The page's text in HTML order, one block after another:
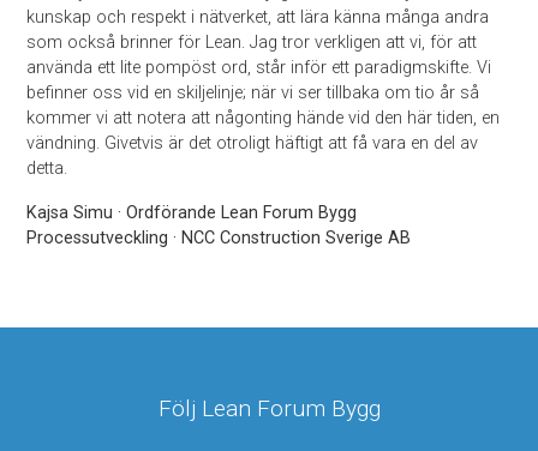
kunskap och respekt i nätverket, att lära känna många andra
som också brinner för Lean. Jag tror verkligen att vi, för att
använda ett lite pompöst ord, står inför ett paradigmskifte. Vi
befinner oss vid en skiljelinje; när vi ser tillbaka om tio år så
kommer vi att notera att någonting hände vid den här tiden, en
vändning. Givetvis är det otroligt häftigt att få vara en del av
detta.
Kajsa Simu · Ordförande Lean Forum Bygg
Processutveckling · NCC Construction Sverige AB
Följ Lean Forum Bygg